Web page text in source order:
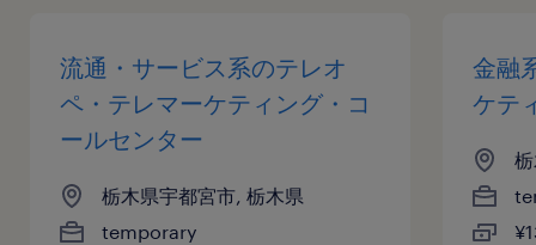
流通・サービス系のテレオ
ペ・テレマーケティング・コ
ールセンター
栃木県宇都宮市, 栃木県
temporary
金融
ケテ